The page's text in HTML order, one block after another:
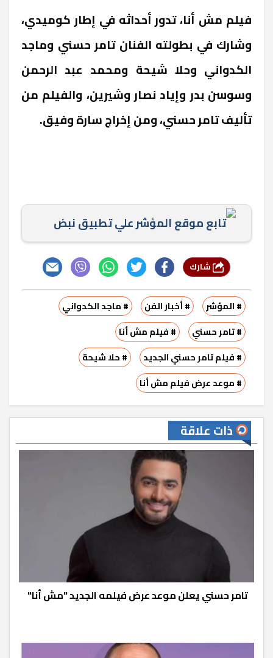
فيلم مش أنا، تدور أحداثه في إطار كوميدي،
وشارك في بطولته الفنان تامر حسني وماجد
الكدواني وحلا شيحة ومحمد عبد الرحمن
وسوسن بدر وإياد نصار وشيرين، والفيلم من
تأليف تامر حسني، ومن إخراج سارة وفيق.
تابع موقع المؤشر علي تطبيق نبض
# المؤشر # أخبار الفن
# ماجد الكدواني
# تامر حسني
# فيلم مش أنا
# فيلم تامر حسني الجديد
# حلا شيحة
# موعد عرض فيلم مش أنا
ذات علاقة
تامر حسني يعلن موعد عرض فيلمه الجديد "مش أنا"